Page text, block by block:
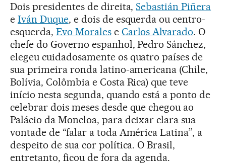
Dois presidentes de direita,Sebastián Piñera
e Iván Duque, e dois de esquerda ou centro-
esquerda, Evo Moralese Carlos Alvarado. O
chefe do Governo espanhol, Pedro Sánchez,
elegeu cuidadosamente os quatro países de
sua primeira ronda latino-americana (Chile,
Bolívia, Colômbia e Costa Rica) que teve
início nesta segunda, quando está a ponto de
celebrar dois meses desde que chegou ao
Palácio da Moncloa, para deixar clara sua
vontade de “falar a toda América Latina”, a
despeito de sua cor política. O Brasil,
entretanto, ficou de fora da agenda.